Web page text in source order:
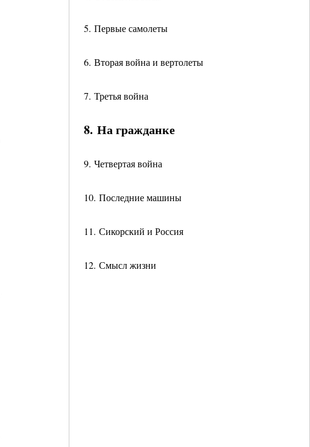
5. Первые самолеты
6. Вторая война и вертолеты
7. Третья война
8. На гражданке
9. Четвертая война
10. Последние машины
11. Сикорский и Россия
12. Смысл жизни